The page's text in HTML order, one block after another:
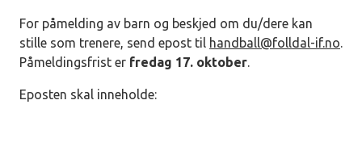
For påmelding av barn og beskjed om du/dere kan
stille som trenere, send epost til handball@folldal-if.no.
Påmeldingsfrist er fredag 17. oktober.
Eposten skal inneholde: